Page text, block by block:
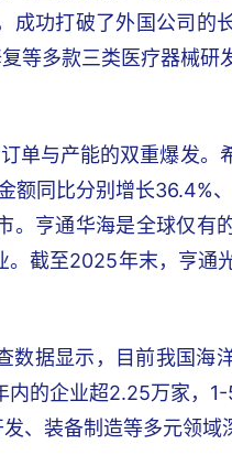
功打破了外国公司的
等多款三类医疗器械研
单与产能的双重爆发。
额同比分别增长36.4%
亨通华海是全球仅有
截至2025年末，亨通
数据显示，目前我国海
的企业超2.25万家，1-
、装备制造等多元领域